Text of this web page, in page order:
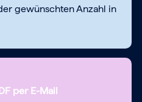
gewünschten Anzahl in
per E-Mail